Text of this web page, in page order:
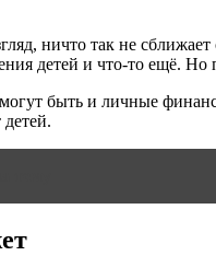
ничто так не
детей и что-то ещё.
быть и личные